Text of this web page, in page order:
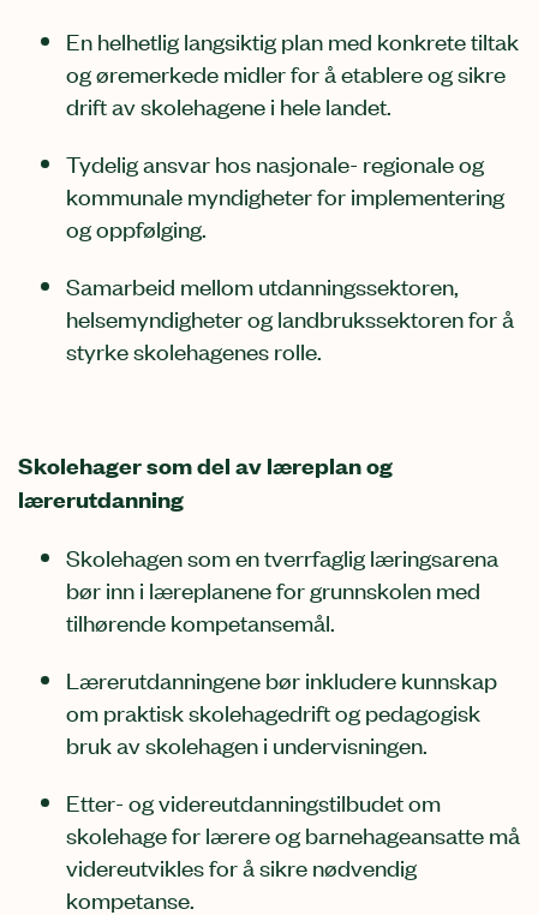
En helhetlig langsiktig plan med konkrete tiltak
og øremerkede midler for å etablere og sikre
drift av skolehagene i hele landet.
Tydelig ansvar hos nasjonale- regionale og
kommunale myndigheter for implementering
og oppfølging.
Samarbeid mellom utdanningssektoren,
helsemyndigheter og landbrukssektoren for å
styrke skolehagenes rolle.
Skolehager som del av læreplan og
lærerutdanning
Skolehagen som en tverrfaglig læringsarena
bør inn i læreplanene for grunnskolen med
tilhørende kompetansemål.
Lærerutdanningene bør inkludere kunnskap
om praktisk skolehagedrift og pedagogisk
bruk av skolehagen i undervisningen.
Etter- og videreutdanningstilbudet om
skolehage for lærere og barnehageansatte må
videreutvikles for å sikre nødvendig
kompetanse.